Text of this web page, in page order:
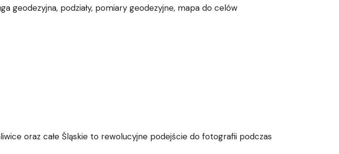
geodezyjna, podziały, pomiary geodezyjne, mapa do celów
oraz całe Śląskie to rewolucyjne podejście do fotografii podczas